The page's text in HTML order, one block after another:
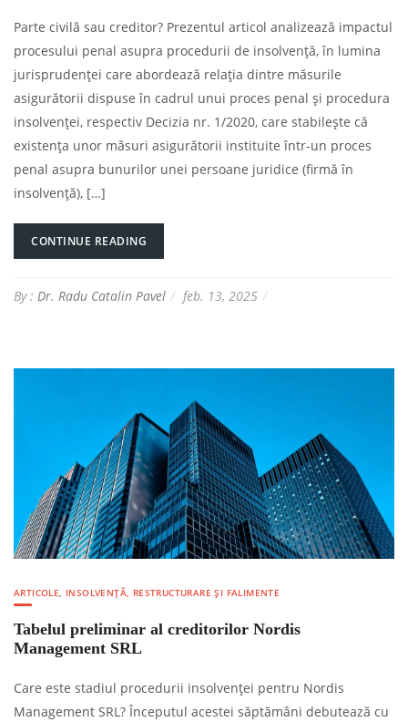
Parte civilă sau creditor? Prezentul articol analizează impactul
procesului penal asupra procedurii de insolvență, în lumina
jurisprudenței care abordează relația dintre măsurile
asigurătorii dispuse în cadrul unui proces penal și procedura
insolvenței, respectiv Decizia nr. 1/2020, care stabilește că
existența unor măsuri asigurătorii instituite într-un proces
penal asupra bunurilor unei persoane juridice (firmă în
insolvență), […]
CONTINUE READING
By : Dr. Radu Catalin Pavel feb. 13, 2025
ARTICOLE, INSOLVENȚĂ, RESTRUCTURARE ȘI FALIMENTE
Tabelul preliminar al creditorilor Nordis
Management SRL
Care este stadiul procedurii insolvenței pentru Nordis
Management SRL? Începutul acestei săptămâni debutează cu